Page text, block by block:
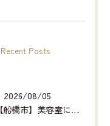
Recent Posts
2026/08/05
【船橋市】美容室に行けない…をなくしたい✂️✨